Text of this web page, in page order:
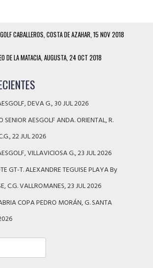
CABALLEROS, COSTA DE AZAHAR, 15 NOV 2018
DE LA MATACIA, AUGUSTA, 24 OCT 2018
DEVA G., 30 JUL 2026
SENIOR AESGOLF ANDA. ORIENTAL, R.
22 JUL 2026
VILLAVICIOSA G., 23 JUL 2026
GT-T. ALEXANDRE TEGUISE PLAYA By
C.G. VALLROMANES, 23 JUL 2026
COPA PEDRO MORÁN, G. SANTA